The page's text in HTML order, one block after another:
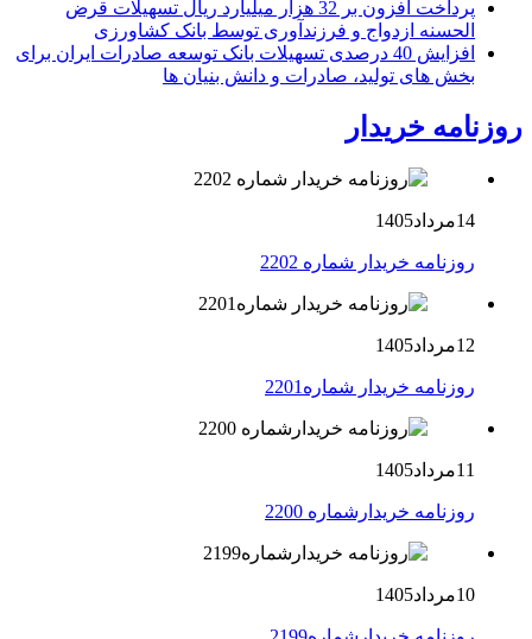
پرداخت افزون بر 32 هزار میلیارد ریال تسهیلات قرض
الحسنه ازدواج و فرزندآوری توسط بانک کشاورزی
افزایش 40 درصدی تسهیلات بانک توسعه صادرات ایران برای
بخش های تولید، صادرات و دانش بنیان ها
روزنامه خریدار
14مرداد1405
روزنامه خریدار شماره 2202
12مرداد1405
روزنامه خریدار شماره2201
11مرداد1405
روزنامه خریدارشماره 2200
10مرداد1405